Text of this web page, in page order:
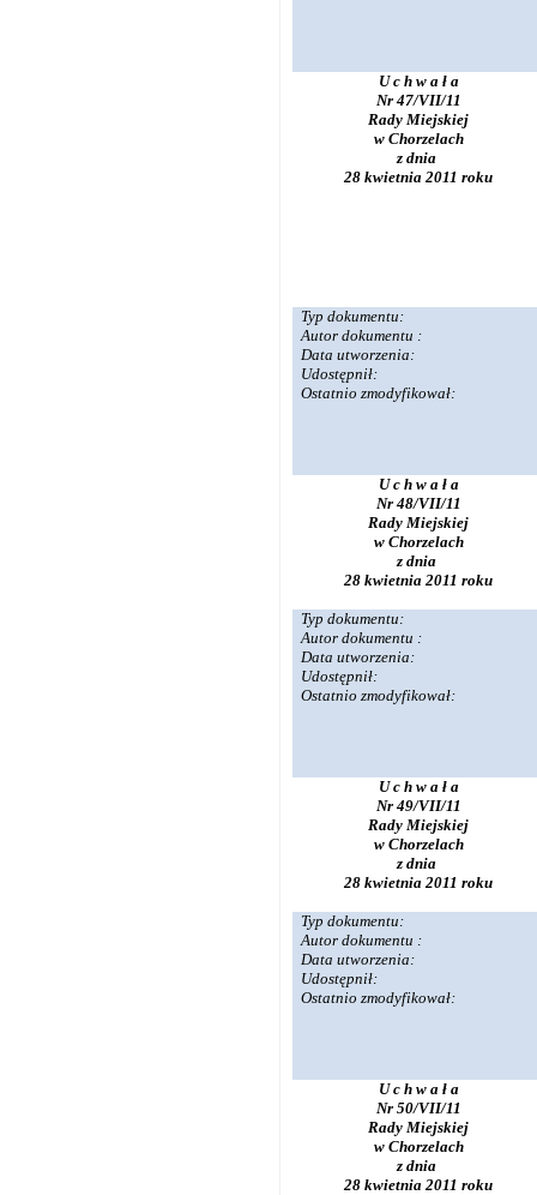
U c h w a ł a
Nr 47/VII/11
Rady Miejskiej
w Chorzelach
z dnia
28 kwietnia 2011 roku
Typ dokumentu:
Autor dokumentu :
Data utworzenia:
Udostępnił:
Ostatnio zmodyfikował:
U c h w a ł a
Nr 48/VII/11
Rady Miejskiej
w Chorzelach
z dnia
28 kwietnia 2011 roku
Typ dokumentu:
Autor dokumentu :
Data utworzenia:
Udostępnił:
Ostatnio zmodyfikował:
U c h w a ł a
Nr 49/VII/11
Rady Miejskiej
w Chorzelach
z dnia
28 kwietnia 2011 roku
Typ dokumentu:
Autor dokumentu :
Data utworzenia:
Udostępnił:
Ostatnio zmodyfikował:
U c h w a ł a
Nr 50/VII/11
Rady Miejskiej
w Chorzelach
z dnia
28 kwietnia 2011 roku